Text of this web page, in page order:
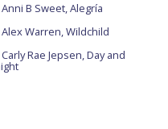
Anni B Sweet, Alegría
Alex Warren, Wildchild
Carly Rae Jepsen, Day and